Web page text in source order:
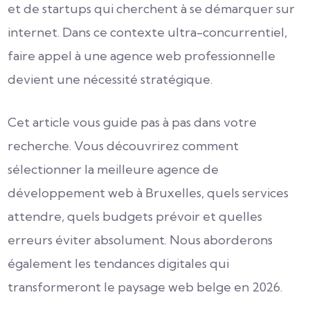
et de startups qui cherchent à se démarquer sur
internet. Dans ce contexte ultra-concurrentiel,
faire appel à une agence web professionnelle
devient une nécessité stratégique.
Cet article vous guide pas à pas dans votre
recherche. Vous découvrirez comment
sélectionner la meilleure agence de
développement web à Bruxelles, quels services
attendre, quels budgets prévoir et quelles
erreurs éviter absolument. Nous aborderons
également les tendances digitales qui
transformeront le paysage web belge en 2026.